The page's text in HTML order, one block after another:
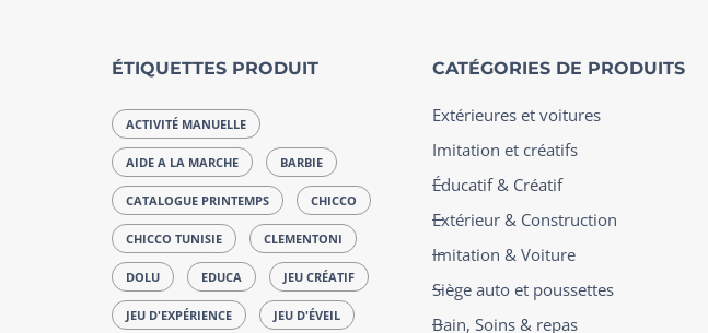
ÉTIQUETTES PRODUIT
ACTIVITÉ MANUELLE
AIDE A LA MARCHE BARBIE
CATALOGUE PRINTEMPS CHICCO
CHICCO TUNISIE CLEMENTONI
DOLU EDUCA JEU CRÉATIF
JEU D'EXPÉRIENCE JEU D'ÉVEIL
CATÉGORIES DE PRODUITS
Extérieures et voitures
Imitation et créatifs
Éducatif & Créatif
Extérieur & Construction
Imitation & Voiture
Siège auto et poussettes
Bain, Soins & repas